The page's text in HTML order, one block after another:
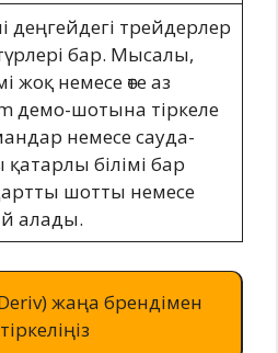
деңгейдегі трейдерлер
бар. Мысалы,
жоқ немесе өте аз
демо-шотына тіркеле
немесе сауда-
білімі бар
шотты немесе
алады.
жаңа брендімен
тіркеліңіз